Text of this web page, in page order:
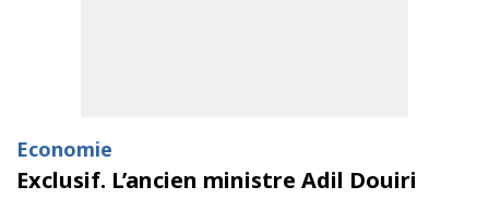
Economie
Exclusif. L’ancien ministre Adil Douiri